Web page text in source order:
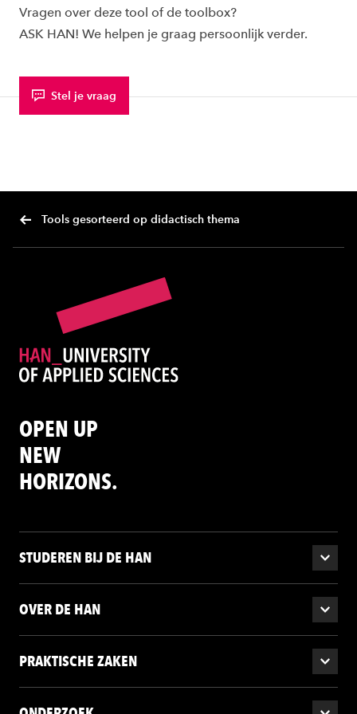
Vragen over deze tool of de toolbox?
ASK HAN! We helpen je graag persoonlijk verder.
Stel je vraag
Tools gesorteerd op didactisch thema
OPEN UP
NEW
HORIZONS.
STUDEREN BIJ DE HAN
OVER DE HAN
PRAKTISCHE ZAKEN